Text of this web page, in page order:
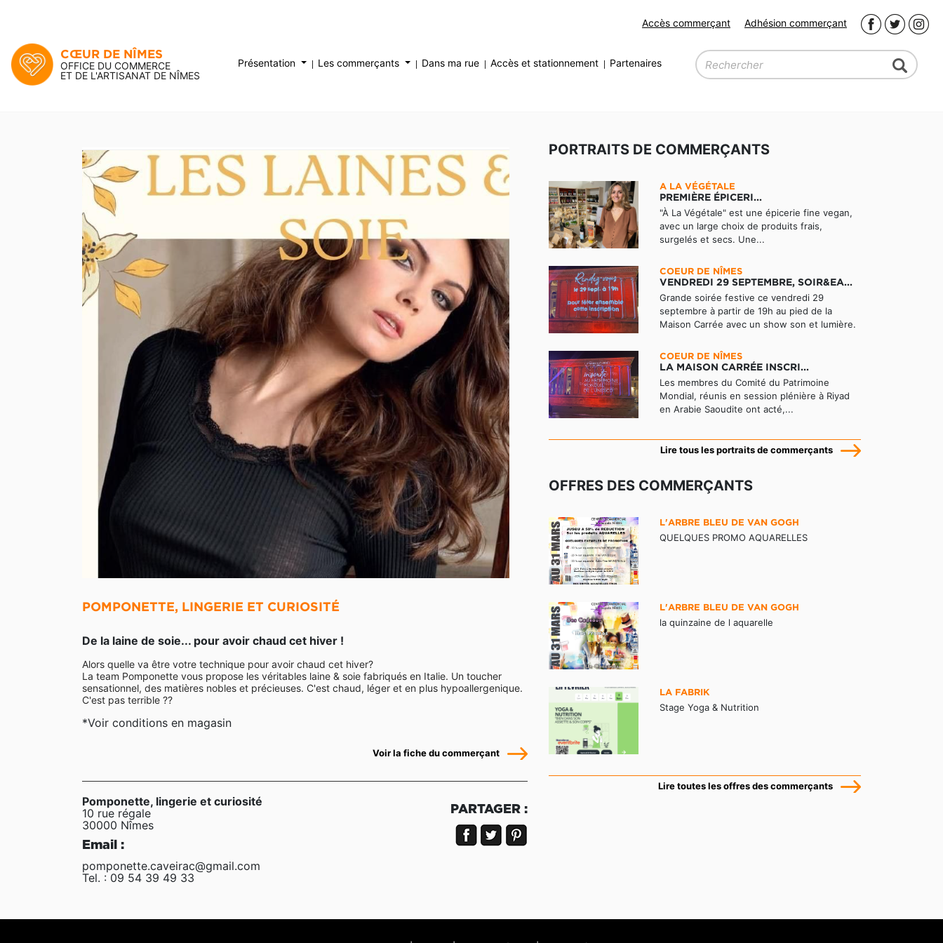
Accès commerçant Adhésion commerçant
CŒUR DE NÎMES
OFFICE DU COMMERCE
ET DE L'ARTISANAT DE NÎMES
Présentation Les commerçants Dans ma rue Accès et stationnement Partenaires
POMPONETTE, LINGERIE ET CURIOSITÉ
De la laine de soie... pour avoir chaud cet hiver !
Alors quelle va être votre technique pour avoir chaud cet hiver?
La team Pomponette vous propose les véritables laine & soie fabriqués en Italie. Un toucher
sensationnel, des matières nobles et précieuses. C'est chaud, léger et en plus hypoallergenique.
C'est pas terrible ??
*Voir conditions en magasin
Voir la fiche du commerçant
Pomponette, lingerie et curiosité
10 rue régale
30000 Nîmes
Email :
pomponette.caveirac@gmail.com
Tel. : 09 54 39 49 33
PARTAGER :
PORTRAITS DE COMMERÇANTS
A LA VÉGÉTALE
PREMIÈRE ÉPICERI...
"À La Végétale" est une épicerie fine vegan,
avec un large choix de produits frais,
surgelés et secs. Une...
COEUR DE NÎMES
VENDREDI 29 SEPTEMBRE, SOIR&EA...
Grande soirée festive ce vendredi 29
septembre à partir de 19h au pied de la
Maison Carrée avec un show son et lumière.
COEUR DE NÎMES
LA MAISON CARRÉE INSCRI...
Les membres du Comité du Patrimoine
Mondial, réunis en session plénière à Riyad
en Arabie Saoudite ont acté,...
Lire tous les portraits de commerçants
OFFRES DES COMMERÇANTS
L'ARBRE BLEU DE VAN GOGH
QUELQUES PROMO AQUARELLES
L'ARBRE BLEU DE VAN GOGH
la quinzaine de l aquarelle
LA FABRIK
Stage Yoga & Nutrition
Lire toutes les offres des commerçants